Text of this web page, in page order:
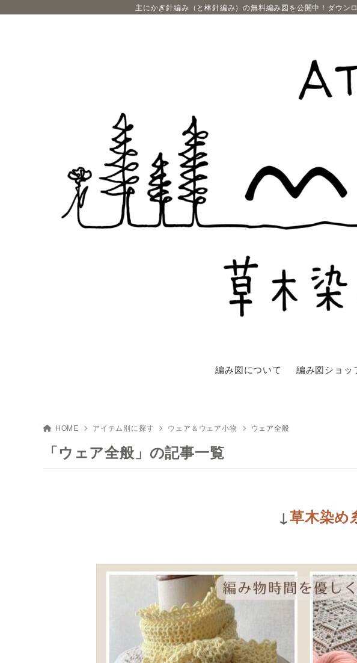
主にかぎ針編み（と棒針編み）の無料編み図を公開中！ダウン
編み図について 編み図ショッ
HOME アイテム別に探す ウェア＆ウェア小物 ウェア全般
「ウェア全般」の記事一覧
↓草木染め